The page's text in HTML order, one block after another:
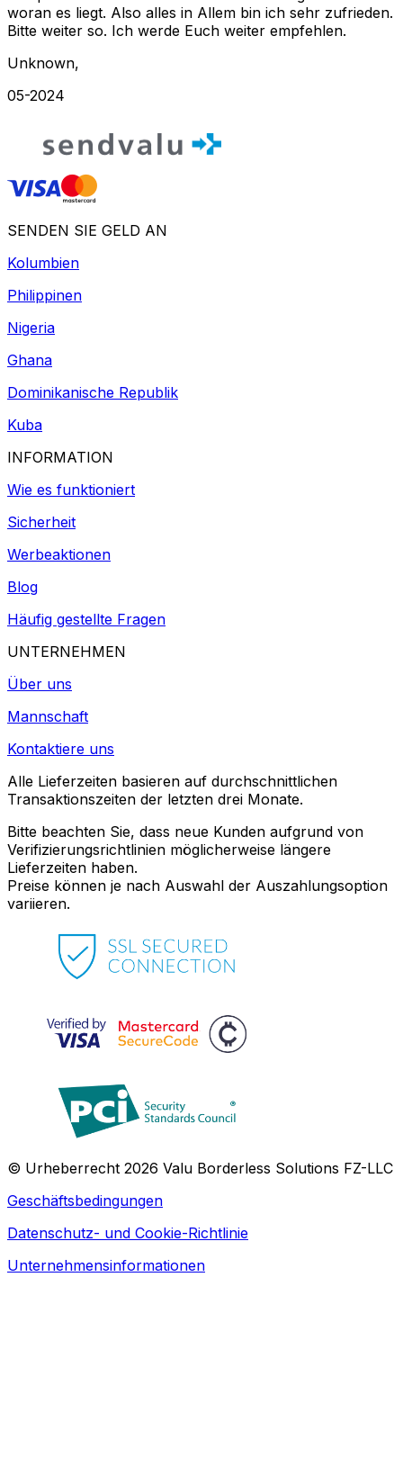
woran es liegt. Also alles in Allem bin ich sehr zufrieden.
Bitte weiter so. Ich werde Euch weiter empfehlen.
Unknown,
05-2024
SENDEN SIE GELD AN
Kolumbien
Philippinen
Nigeria
Ghana
Dominikanische Republik
Kuba
INFORMATION
Wie es funktioniert
Sicherheit
Werbeaktionen
Blog
Häufig gestellte Fragen
UNTERNEHMEN
Über uns
Mannschaft
Kontaktiere uns
Alle Lieferzeiten basieren auf durchschnittlichen
Transaktionszeiten der letzten drei Monate.
Bitte beachten Sie, dass neue Kunden aufgrund von
Verifizierungsrichtlinien möglicherweise längere
Lieferzeiten haben.
Preise können je nach Auswahl der Auszahlungsoption
variieren.
© Urheberrecht 2026 Valu Borderless Solutions FZ-LLC
Geschäftsbedingungen
Datenschutz- und Cookie-Richtlinie
Unternehmensinformationen